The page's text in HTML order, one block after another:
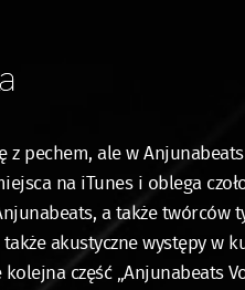
z pechem, ale w
na iTunes i oblega
a także twórców
akustyczne występy w
część „Anjunabeats